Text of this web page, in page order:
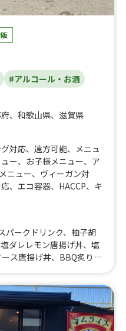
#アルコール・お酒
、 和歌山県、 滋賀県
対応、 遠方可能、
メニュ
ー、 お子様メニュー、 ア
ニュー、 ヴィーガン対
、 エコ容器、 HACCP、 キ
パークドリンク、柚子胡
ダレレモン唐揚げ丼、塩
ス唐揚げ丼、BBQ炙りソ
ハワイアン唐揚げ、フリ
キン丼、からマヨ丼、ウ
ル、さつまいもチップ